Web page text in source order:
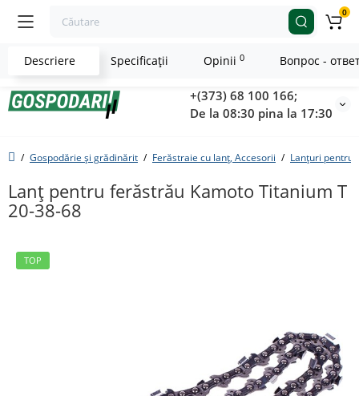
+(373) 68 100 166;
De la 08:30 pina la 17:30
0
Gospodărie și grădinărit Ferăstraie cu lanț, Accesorii Lanțuri pentru
Lanț pentru ferăstrău Kamoto Titanium T
20-38-68
TOP
Descriere Specificaţii Opinii 0 Вопрос -